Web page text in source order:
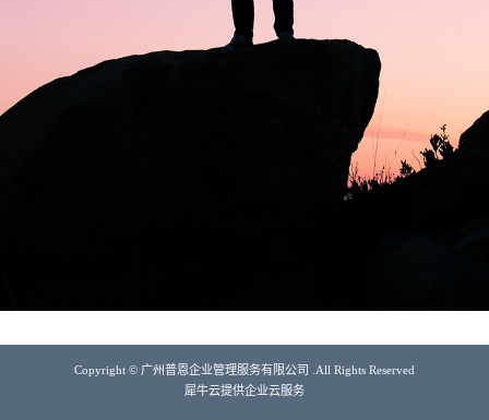
Copyright © 广州普恩企业管理服务有限公司 .All Rights Reserved
犀牛云提供企业云服务